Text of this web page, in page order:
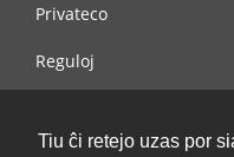
Tiu ĉi retejo uzas por
Privateco
Reguloj